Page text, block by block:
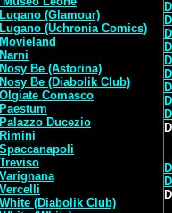
(Glamour)
(Uchronia Comics)
Be (Astorina)
Be (Diabolik Club)
Comasco
Ducezio
(Diabolik Club)